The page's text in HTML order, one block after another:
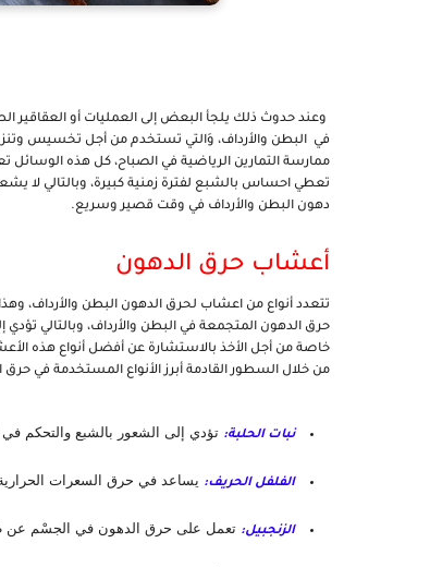
دهون البطن والأرداف في وقت قصير وسريع.
أعشاب حرق الدهون
من خلال السطور القادمة أبرز الأنواع المستخدمة في حرق
نبات الحلبة: تؤدي إلى الشعور بالشبع والتحكم
الفلفل الحريف: يساعد في حرق السعرات
الزنجبيل: تعمل على حرق الدهون في الجسْم عن